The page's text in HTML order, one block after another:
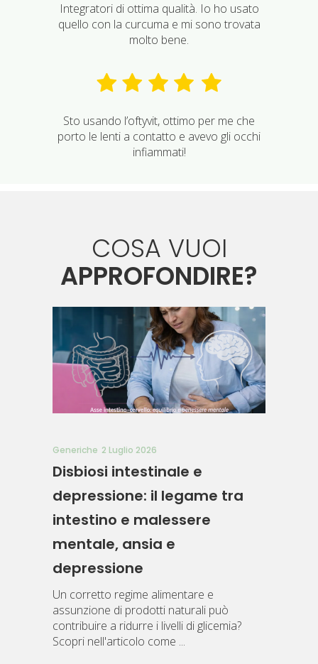
Integratori di ottima qualità. Io ho usato
quello con la curcuma e mi sono trovata
molto bene.
Sto usando l’oftyvit, ottimo per me che
porto le lenti a contatto e avevo gli occhi
infiammati!
COSA VUOI
APPROFONDIRE?
Generiche 2 Luglio 2026
Disbiosi intestinale e
depressione: il legame tra
intestino e malessere
mentale, ansia e
depressione
Un corretto regime alimentare e
assunzione di prodotti naturali può
contribuire a ridurre i livelli di glicemia?
Scopri nell'articolo come